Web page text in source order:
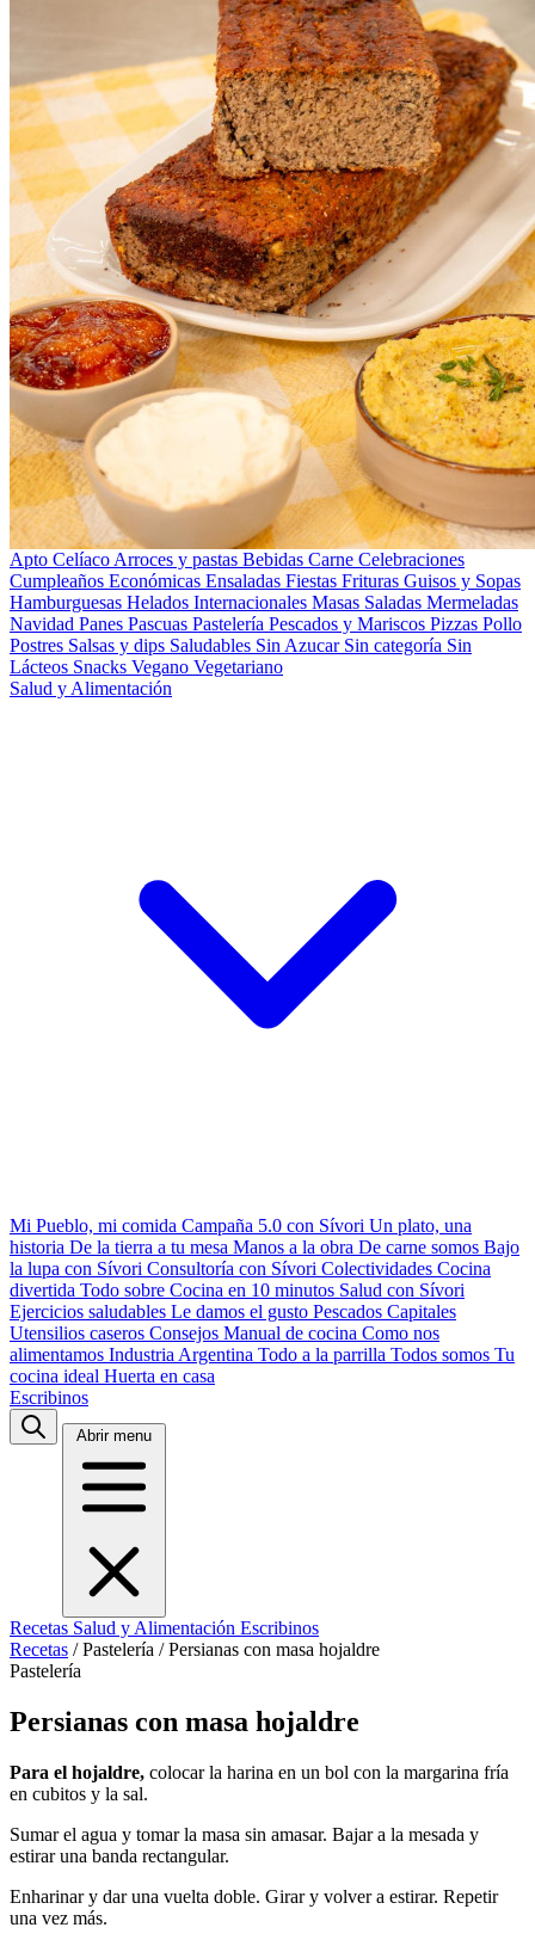
Apto Celíaco Arroces y pastas Bebidas Carne Celebraciones
Cumpleaños Económicas Ensaladas Fiestas Frituras Guisos y Sopas
Hamburguesas Helados Internacionales Masas Saladas Mermeladas
Navidad Panes Pascuas Pastelería Pescados y Mariscos Pizzas Pollo
Postres Salsas y dips Saludables Sin Azucar Sin categoría Sin
Lácteos Snacks Vegano Vegetariano
Salud y Alimentación
Mi Pueblo, mi comida Campaña 5.0 con Sívori Un plato, una
historia De la tierra a tu mesa Manos a la obra De carne somos Bajo
la lupa con Sívori Consultoría con Sívori Colectividades Cocina
divertida Todo sobre Cocina en 10 minutos Salud con Sívori
Ejercicios saludables Le damos el gusto Pescados Capitales
Utensilios caseros Consejos Manual de cocina Como nos
alimentamos Industria Argentina Todo a la parrilla Todos somos Tu
cocina ideal Huerta en casa
Escribinos
Abrir menu
Recetas Salud y Alimentación Escribinos
Recetas / Pastelería / Persianas con masa hojaldre
Pastelería
Persianas con masa hojaldre
Para el hojaldre, colocar la harina en un bol con la margarina fría
en cubitos y la sal.
Sumar el agua y tomar la masa sin amasar. Bajar a la mesada y
estirar una banda rectangular.
Enharinar y dar una vuelta doble. Girar y volver a estirar. Repetir
una vez más.